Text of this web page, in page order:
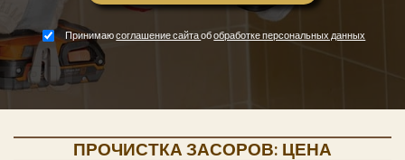
Принимаю соглашение сайтаоб обработке персональных данных
ПРОЧИСТКА ЗАСОРОВ: ЦЕНА